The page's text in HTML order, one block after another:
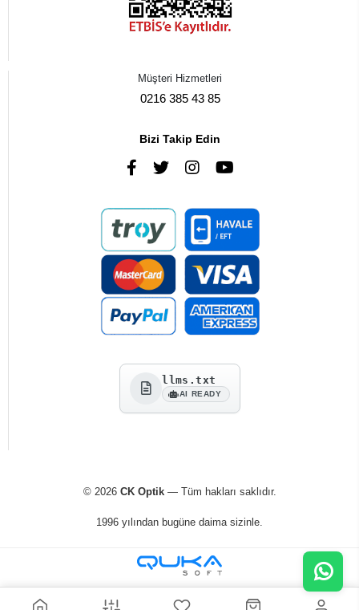
Müşteri Hizmetleri
0216 385 43 85
Bizi Takip Edin
llms.txt
AI READY
© 2026 CK Optik— Tüm hakları saklıdır.
1996 yılından bugüne daima sizinle.